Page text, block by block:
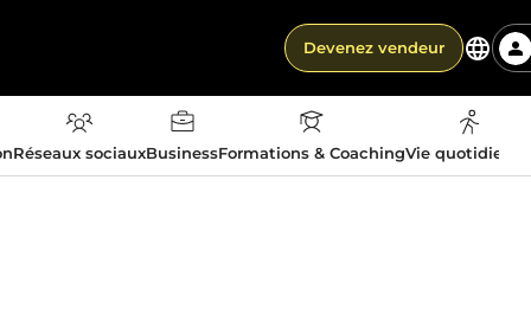
Devenez vendeur
Réseaux sociauxBusinessFormations & CoachingVie